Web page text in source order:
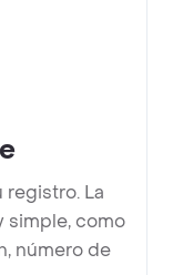
La
simple, como
número de